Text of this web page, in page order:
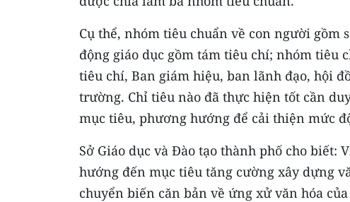
Cụ thể, nhóm tiêu chuẩn về con người gồm
động giáo dục gồm tám tiêu chí; nhóm tiêu
tiêu chí, Ban giám hiệu, ban lãnh đạo, hội
trường. Chỉ tiêu nào đã thực hiện tốt cần
mục tiêu, phương hướng để cải thiện mức
Sở Giáo dục và Đào tạo thành phố cho
hướng đến mục tiêu tăng cường xây dựng
chuyển biến căn bản về ứng xử văn hóa